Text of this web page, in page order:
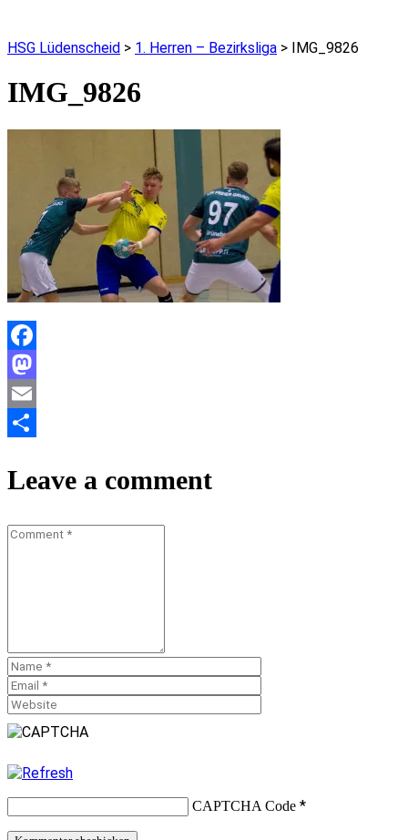
HSG Lüdenscheid > 1. Herren – Bezirksliga > IMG_9826
IMG_9826
Facebook
Mastodon
Email
Leave a comment
CAPTCHA Code *